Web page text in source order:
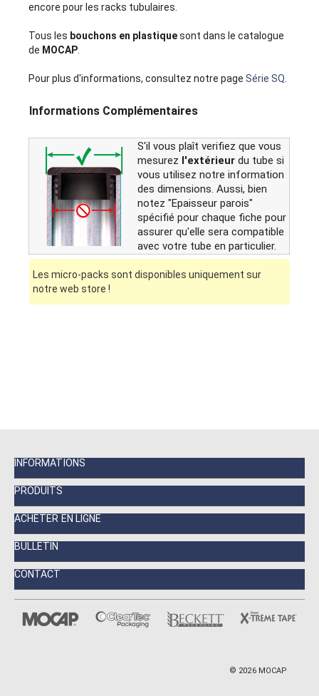
encore pour les racks tubulaires.
Tous les bouchons en plastiquesont dans le catalogue
de MOCAP.
Pour plus d'informations, consultez notre pageSérie SQ.
Informations Complémentaires
S'il vous plaît verifiez que vous
mesurez l'extérieur du tube si
vous utilisez notre information
des dimensions. Aussi, bien
notez "Epaisseur parois"
spécifié pour chaque fiche pour
assurer qu'elle sera compatible
avec votre tube en particulier.
Les micro-packs sont disponibles uniquement sur
notre web store !
INFORMATIONS
PRODUITS
ACHETER EN LIGNE
BULLETIN
CONTACT
© 2026 MOCAP